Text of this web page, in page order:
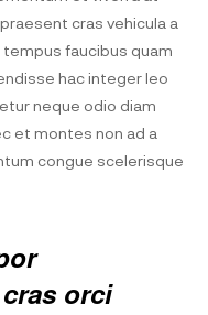
cras vehicula a
faucibus quam
hac integer leo
neque odio diam
et montes non ad a
congue scelerisque
orci